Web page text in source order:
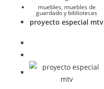
muebles, muebles de
guardado y bibliotecas
proyecto especial mtv